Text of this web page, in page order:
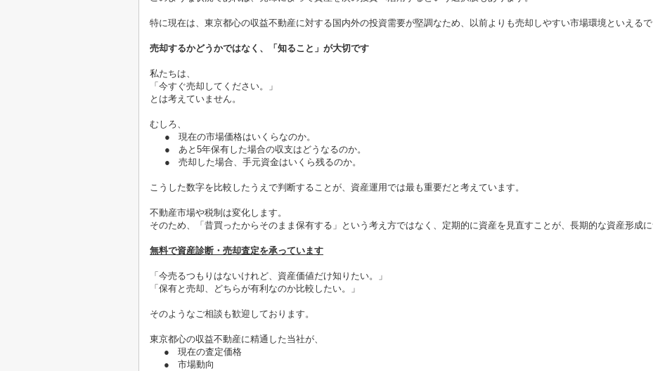
特に現在は、東京都心の収益不動産に対する国内外の投資需要が堅調なため、以前よりも売却しやすい市場環境といえるで
売却するかどうかではなく、「知ること」が大切です
私たちは、
「今すぐ売却してください。」
とは考えていません。
むしろ、
●
現在の市場価格はいくらなのか。
●
あと 5年保有した場合の収支はどうなるのか。
●
売却した場合、手元資金はいくら残るのか。
こうした数字を比較したうえで判断することが、資産運用では最も重要だと考えています。
不動産市場や税制は変化します。
そのため、「昔買ったからそのまま保有する」という考え方ではなく、定期的に資産を見直すことが、長期的な資産形成に
無料で資産診断・売却査定を承っています
「今売るつもりはないけれど、資産価値だけ知りたい。」
「保有と売却、どちらが有利なのか比較したい。」
そのようなご相談も歓迎しております。
東京都心の収益不動産に精通した当社が、
●
現在の査定価格
●
市場動向